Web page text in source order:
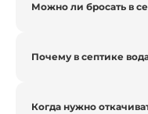
Можно ли бросать в
Почему в септике
Когда нужно